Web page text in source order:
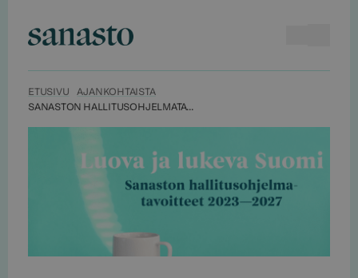
sisältöön
ETUSIVU
AJANKOHTAISTA
SANASTON HALLITUSOHJELMATAVOITTEET 2023—2027